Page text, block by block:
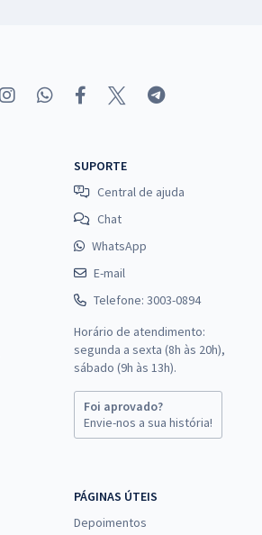
SUPORTE
Central de ajuda
Chat
WhatsApp
E-mail
Telefone: 3003-0894
Horário de atendimento:
segunda a sexta (8h às 20h),
sábado (9h às 13h).
Foi aprovado?
Envie-nos a sua história!
PÁGINAS ÚTEIS
Depoimentos